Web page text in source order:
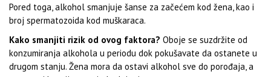
Pored toga, alkohol smanjuje šanse za začećem kod žena, kao i
broj spermatozoida kod muškaraca.
Kako smanjiti rizik od ovog faktora? Oboje se suzdržite od
konzumiranja alkohola u periodu dok pokušavate da ostanete u
drugom stanju. Žena mora da ostavi alkohol sve do porođaja, a